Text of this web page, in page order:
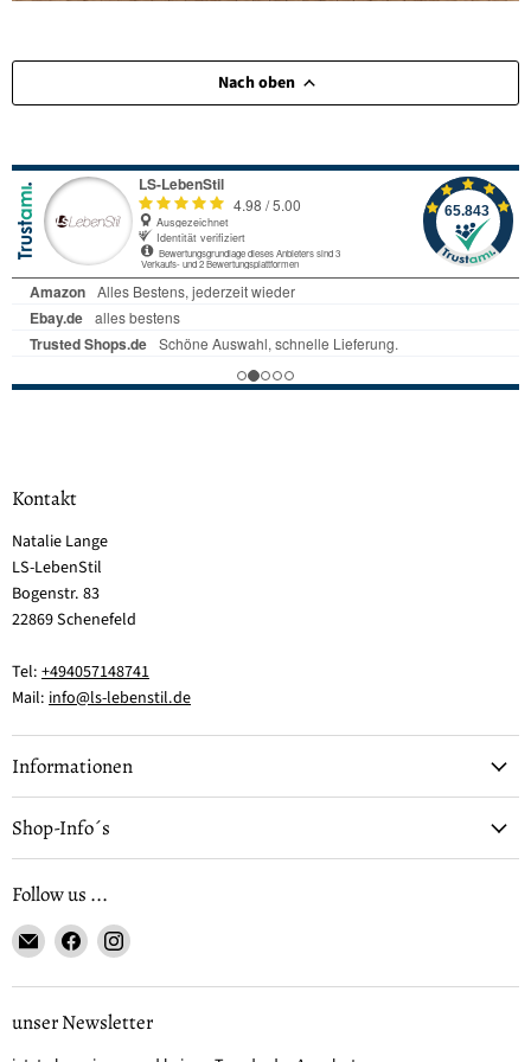
Nach oben
Kontakt
Natalie Lange
LS-LebenStil
Bogenstr. 83
22869 Schenefeld
Tel: +494057148741
Mail: info@ls-lebenstil.de
Informationen
Shop-Info´s
Follow us ...
Email
LS-
LebenStil
Finden
Sie
uns
auf
Finden
uns
auf
unser Newsletter